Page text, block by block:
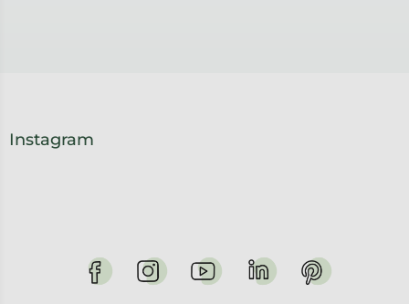
Instagram